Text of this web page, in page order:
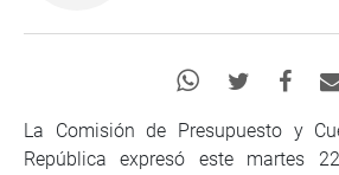
La Comisión de Presupuesto y
República expresó este martes